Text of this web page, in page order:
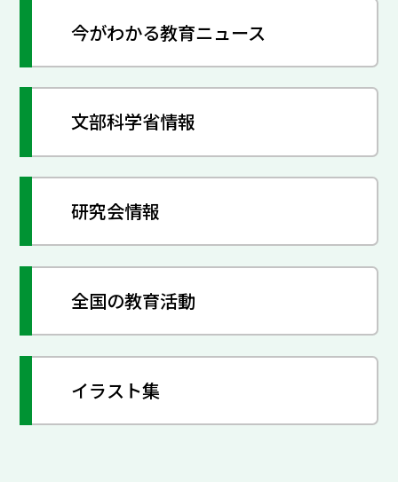
今がわかる教育ニュース
文部科学省情報
研究会情報
全国の教育活動
イラスト集